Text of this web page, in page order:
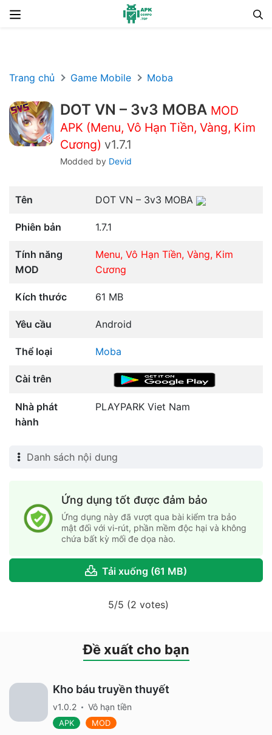
Chuyển đến nội dung
Trang chủ Game Mobile Moba
DOT VN – 3v3 MOBA MOD
APK (Menu, Vô Hạn Tiền, Vàng, Kim
Cương) v1.7.1
Modded by Devid
Tên DOT VN – 3v3 MOBA
Phiên bản 1.7.1
Tính năng
MOD
Menu, Vô Hạn Tiền, Vàng, Kim
Cương
Kích thước 61 MB
Yêu cầu Android
Thể loại Moba
Cài trên
Nhà phát
hành
PLAYPARK Viet Nam
Danh sách nội dung
Ứng dụng tốt được đảm bảo
Ứng dụng này đã vượt qua bài kiểm tra bảo
mật đối với vi-rút, phần mềm độc hại và không
chứa bất kỳ mối đe dọa nào.
Tải xuống (61 MB)
5/5 (2 votes)
Đề xuất cho bạn
Kho báu truyền thuyết
v1.0.2 Vô hạn tiền
APK MOD